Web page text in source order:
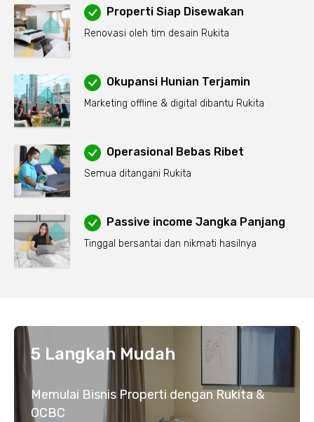
Properti Siap Disewakan
Renovasi oleh tim desain Rukita
Okupansi Hunian Terjamin
Marketing offline & digital dibantu Rukita
Operasional Bebas Ribet
Semua ditangani Rukita
Passive income Jangka Panjang
Tinggal bersantai dan nikmati hasilnya
5 Langkah Mudah
Memulai Bisnis Properti dengan Rukita &
OCBC